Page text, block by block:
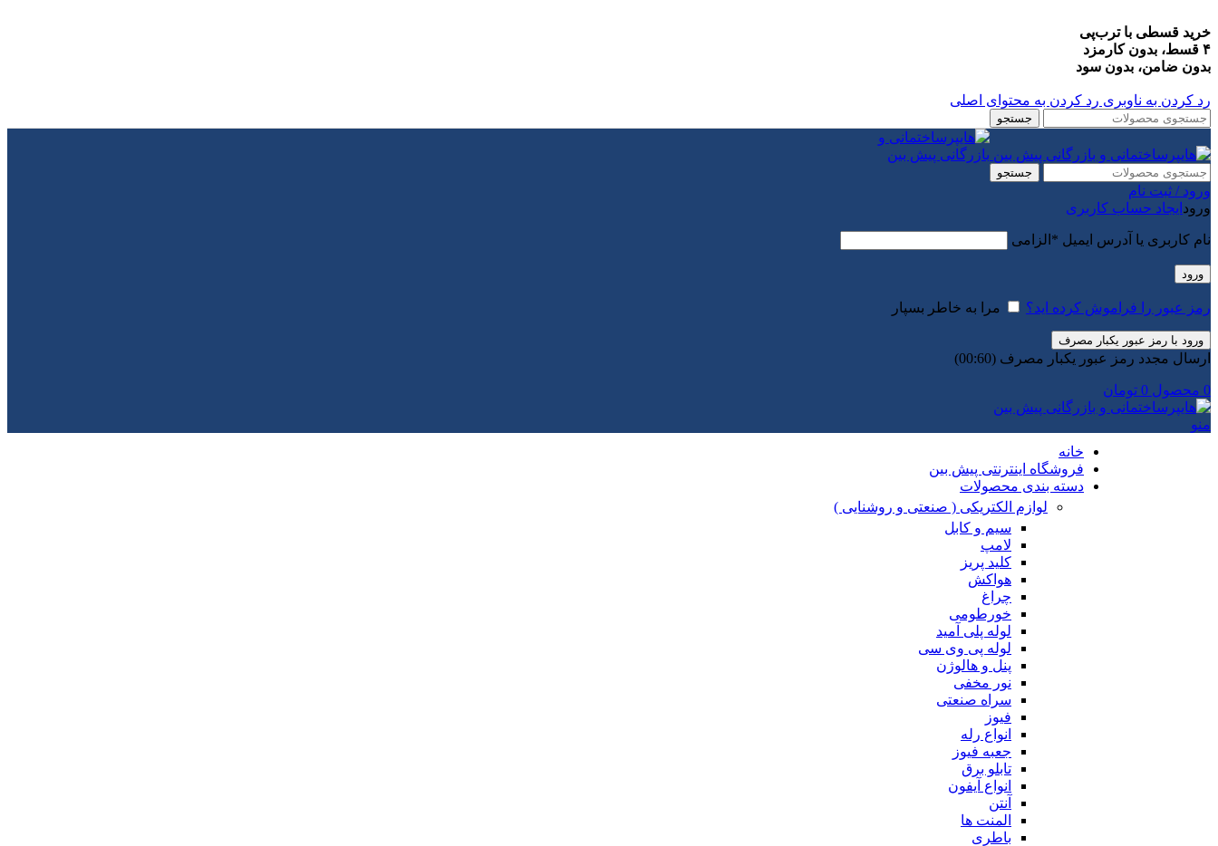
خرید قسطی با ترب‌پی
۴ قسط، بدون کارمزد
بدون ضامن، بدون سود
رد کردن به ناوبری رد کردن به محتوای اصلی
جستجو
جستجو
ورود / ثبت نام
ورود ایجاد حساب کاربری
نام کاربری یا آدرس ایمیل * الزامی
ورود
رمز عبور را فراموش کرده اید؟ مرا به خاطر بسپار
ورود با رمز عبور یکبار مصرف
ارسال مجدد رمز عبور یکبار مصرف (00:
60
)
0 محصول 0 تومان
منو
خانه
فروشگاه اینترنتی پیش بین
دسته بندی محصولات
لوازم الکتریکی ( صنعتی و روشنایی )
سیم و کابل
لامپ
کلید پریز
هواکش
چراغ
خورطومی
لوله پلی آمید
لوله پی وی سی
پنل و هالوژن
نور مخفی
سراه صنعتی
فیوز
انواع رله
جعبه فیوز
تابلو برق
انواع آیفون
آنتن
المنت ها
باطری